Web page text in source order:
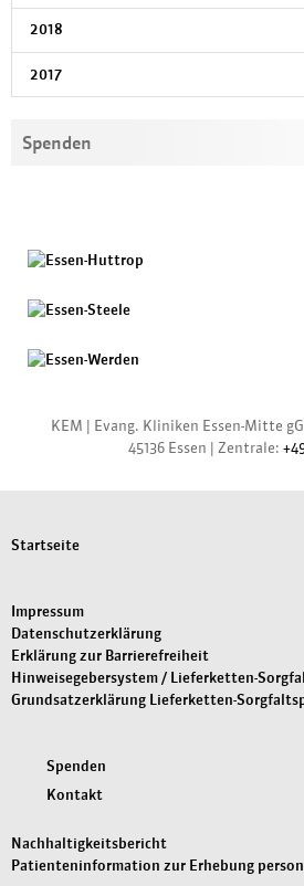
2018
2017
Spenden
KEM | Evang. Kliniken Essen-Mitte
45136 Essen | Zentrale:
Startseite
Impressum
Datenschutzerklärung
Erklärung zur Barrierefreiheit
Hinweisegebersystem / Lieferketten-
Grundsatzerklärung Lieferketten-
Spenden
Kontakt
Nachhaltigkeitsbericht
Patienteninformation zur Erhebung